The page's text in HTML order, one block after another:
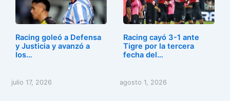
Racing goleó a Defensa
y Justicia y avanzó a
los…
julio 17, 2026
Racing cayó 3-1 ante
Tigre por la tercera
fecha del…
agosto 1, 2026